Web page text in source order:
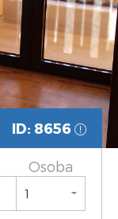
ID: 8656
Osoba